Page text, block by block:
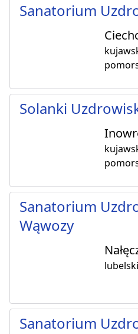
Sanatorium
Solanki
Sanatorium
Wąwozy
Sanatorium